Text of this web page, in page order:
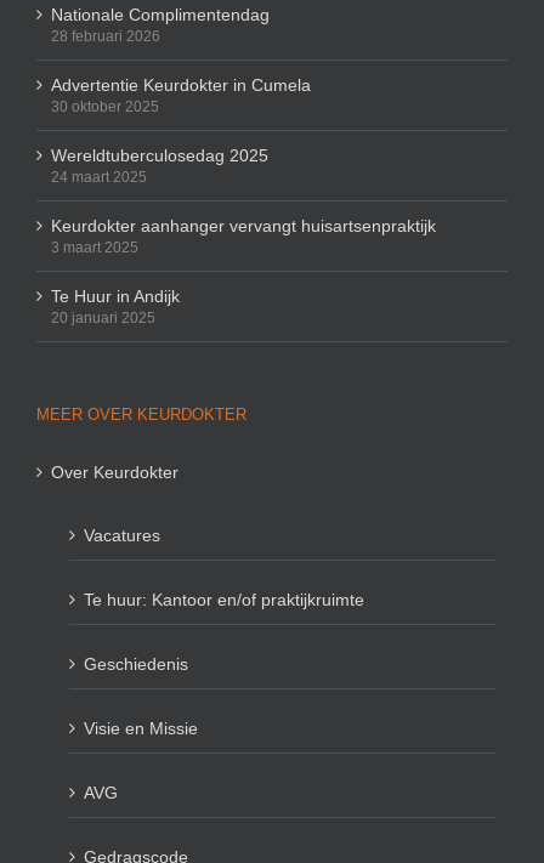
Nationale Complimentendag
28 februari 2026
Advertentie Keurdokter in Cumela
30 oktober 2025
Wereldtuberculosedag 2025
24 maart 2025
Keurdokter aanhanger vervangt huisartsenpraktijk
3 maart 2025
Te Huur in Andijk
20 januari 2025
MEER OVER KEURDOKTER
Over Keurdokter
Vacatures
Te huur: Kantoor en/of praktijkruimte
Geschiedenis
Visie en Missie
AVG
Gedragscode